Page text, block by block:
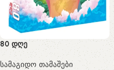
80 დღე
სამაგიდო თამაშები